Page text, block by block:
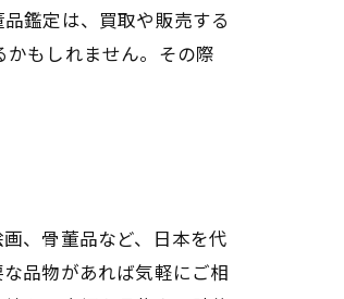
鑑定は、買取や販売する
もしれません。その際
、骨董品など、日本を代
品物があれば気軽にご相